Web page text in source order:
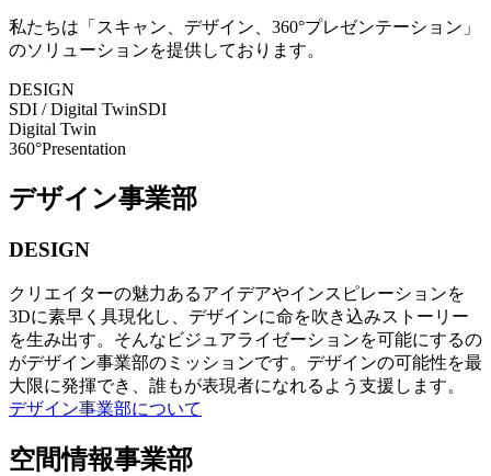
私たちは「スキャン、デザイン、360°プレゼンテーション」
のソリューションを提供しております。
DESIGN
SDI / Digital TwinSDI
Digital Twin
360°Presentation
デザイン事業部
DESIGN
クリエイターの魅力あるアイデアやインスピレーションを
3Dに素早く具現化し、デザインに命を吹き込みストーリー
を生み出す。そんなビジュアライゼーションを可能にするの
がデザイン事業部のミッションです。デザインの可能性を最
大限に発揮でき、誰もが表現者になれるよう支援します。
デザイン事業部について
空間情報事業部